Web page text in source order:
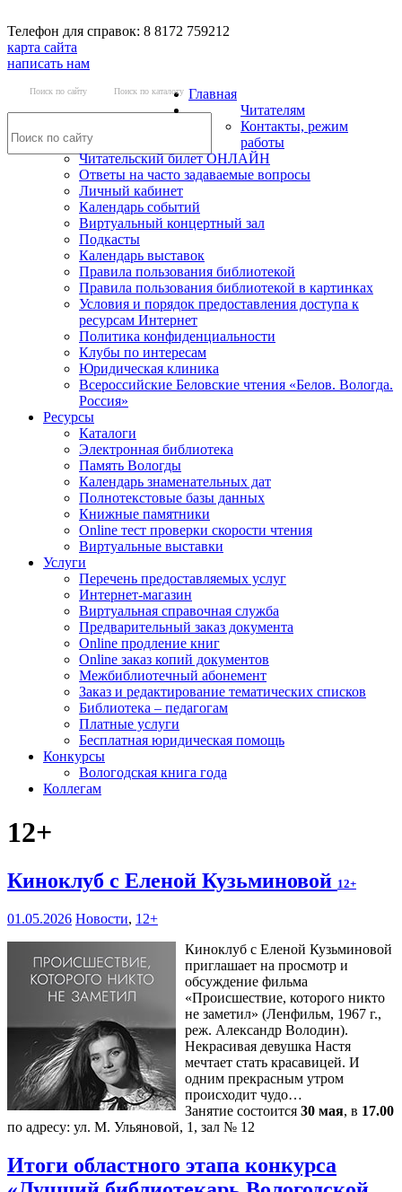
Телефон для справок: 8 8172 759212
карта сайта
написать нам
Поиск по сайту Поиск по каталогу Главная
Читателям
Контакты, режим
работы
Читательский билет ОНЛАЙН
Ответы на часто задаваемые вопросы
Личный кабинет
Календарь событий
Виртуальный концертный зал
Подкасты
Календарь выставок
Правила пользования библиотекой
Правила пользования библиотекой в картинках
Условия и порядок предоставления доступа к
ресурсам Интернет
Политика конфиденциальности
Клубы по интересам
Юридическая клиника
Всероссийские Беловские чтения «Белов. Вологда.
Россия»
Ресурсы
Каталоги
Электронная библиотека
Память Вологды
Календарь знаменательных дат
Полнотекстовые базы данных
Книжные памятники
Online тест проверки скорости чтения
Виртуальные выставки
Услуги
Перечень предоставляемых услуг
Интернет-магазин
Виртуальная справочная служба
Предварительный заказ документа
Online продление книг
Online заказ копий документов
Межбиблиотечный абонемент
Заказ и редактирование тематических списков
Библиотека – педагогам
Платные услуги
Бесплатная юридическая помощь
Конкурсы
Вологодская книга года
Коллегам
12+
Киноклуб с Еленой Кузьминовой 12+
01.05.2026 Новости, 12+
Киноклуб с Еленой Кузьминовой
приглашает на просмотр и
обсуждение фильма
«Происшествие, которого никто
не заметил» (Ленфильм, 1967 г.,
реж. Александр Володин).
Некрасивая девушка Настя
мечтает стать красавицей. И
одним прекрасным утром
происходит чудо…
Занятие состоится 30 мая, в 17.00
по адресу: ул. М. Ульяновой, 1, зал № 12
Итоги областного этапа конкурса